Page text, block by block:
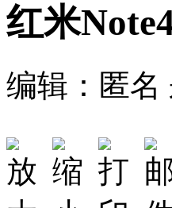
红米
编辑：匿名